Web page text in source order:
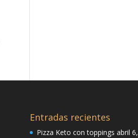
Entradas recientes
Pizza Keto con toppings abril 6,